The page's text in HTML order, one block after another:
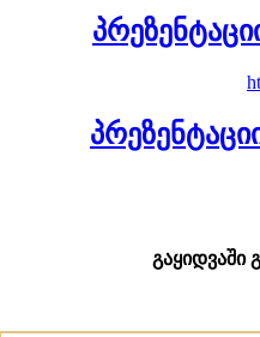
გაყიდვაში